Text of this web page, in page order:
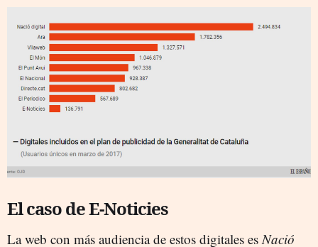
El caso de E-Noticies
La web con más audiencia de estos digitales esNació